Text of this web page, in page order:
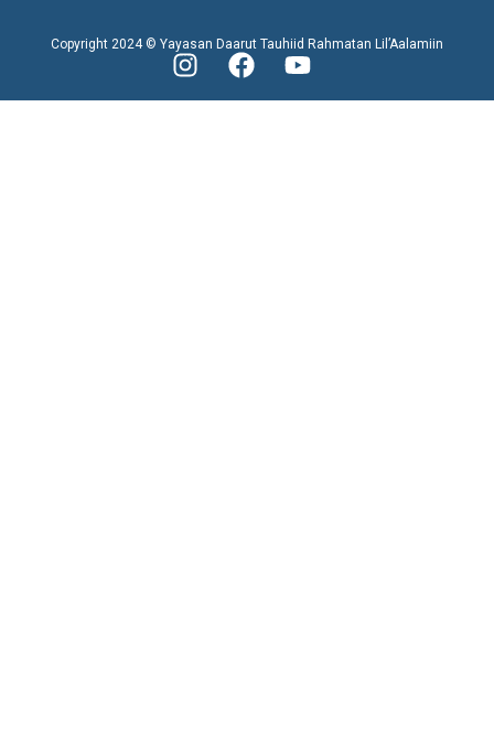
Copyright 2024 © Yayasan Daarut Tauhiid Rahmatan Lil’Aalamiin